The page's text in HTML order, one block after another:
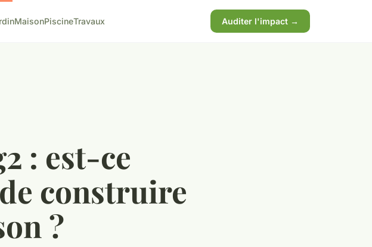
MaisonPiscineTravaux Auditer l'impact →
: est-ce
construire
?